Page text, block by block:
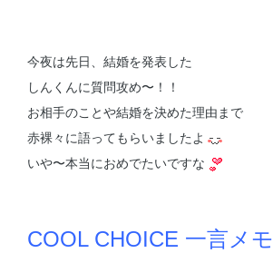
今夜は先日、結婚を発表した
しんくんに質問攻め〜！！
お相手のことや結婚を決めた理由まで
赤裸々に語ってもらいましたよ
いや〜本当におめでたいですな
COOL CHOICE 一言メモ